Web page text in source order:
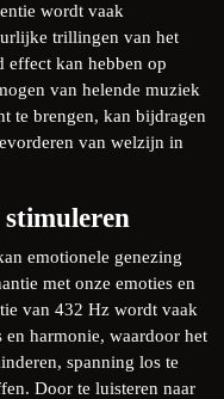
wordt vaak
trillingen van het
effect kan hebben op
van helende muziek
te brengen, kan bijdragen
van welzijn in
emotionele genezing
met onze emoties en
van 432 Hz wordt vaak
en harmonie, waardoor het
spanning los te
Door te luisteren naar